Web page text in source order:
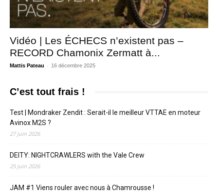
Vidéo | Les ÉCHECS n’existent pas –
RECORD Chamonix Zermatt à...
Mattis Pateau - 16 décembre 2025
C’est tout frais !
Test | Mondraker Zendit : Serait-il le meilleur VTTAE en moteur
Avinox M2S ?
27 juin 2026
DEITY: NIGHTCRAWLERS with the Vale Crew
25 juin 2026
JAM #1 Viens rouler avec nous à Chamrousse !